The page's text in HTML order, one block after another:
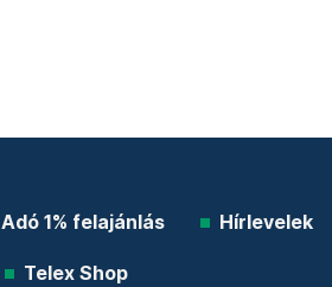
Adó 1% felajánlás Hírlevelek
Telex Shop